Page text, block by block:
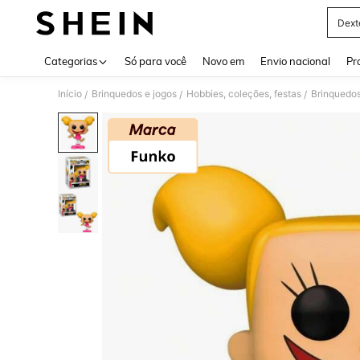
Categorias Só para você Novo em Envio nacional
Início / Brinquedos e jogos / Hobbies, coleções, festas /